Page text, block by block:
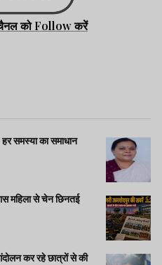
को Follow करें
हर समस्या का समाधान
महिला से चेन छिनतई
कर रहे छात्रों से की